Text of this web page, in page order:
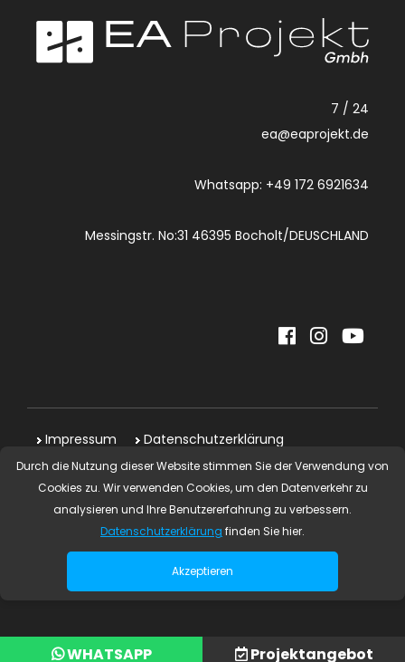
7 / 24
ea@eaprojekt.de
Whatsapp: +49 172 6921634
Messingstr. No:31 46395 Bocholt/DEUSCHLAND
Impressum Datenschutzerklärung
Copyright © 2024 | Ea Projekt Alle Rechte
vorbehalten.
iz ajans
Durch die Nutzung dieser Website stimmen Sie der Verwendung von
Cookies zu. Wir verwenden Cookies, um den Datenverkehr zu
analysieren und Ihre Benutzererfahrung zu verbessern.
Datenschutzerklärung finden Sie hier.
Akzeptieren
WHATSAPP Projektangebot